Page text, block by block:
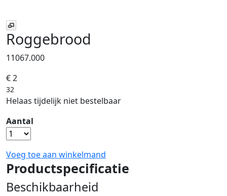
Roggebrood
11067.000
€ 2
32
Helaas tijdelijk niet bestelbaar
Aantal
Voeg toe aan winkelmand
Productspecificatie
Beschikbaarheid